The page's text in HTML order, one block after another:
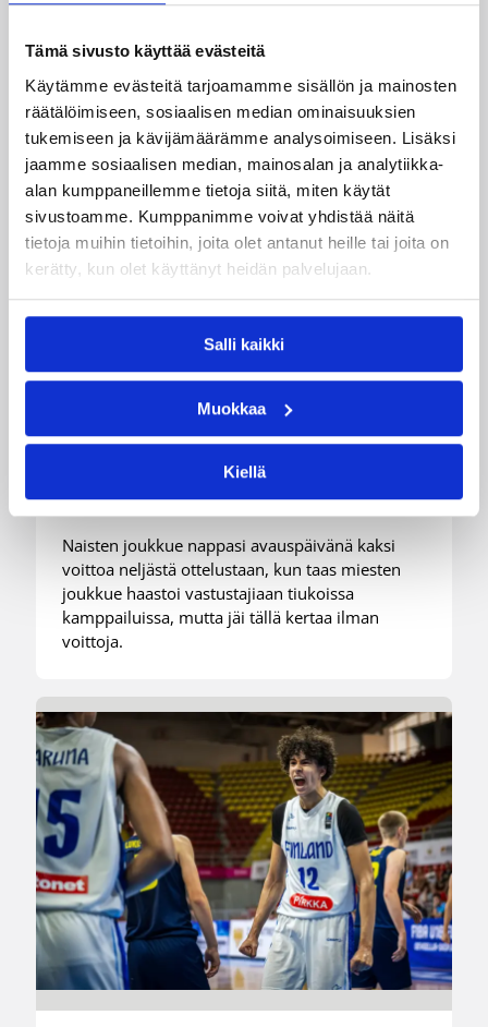
Tämä sivusto käyttää evästeitä
Käytämme evästeitä tarjoamamme sisällön ja mainosten
räätälöimiseen, sosiaalisen median ominaisuuksien
tukemiseen ja kävijämäärämme analysoimiseen. Lisäksi
jaamme sosiaalisen median, mainosalan ja analytiikka-
alan kumppaneillemme tietoja siitä, miten käytät
sivustoamme. Kumppanimme voivat yhdistää näitä
tietoja muihin tietoihin, joita olet antanut heille tai joita on
kerätty, kun olet käyttänyt heidän palvelujaan.
Salli kaikki
Muokkaa
Kiellä
Katso myös
Suomea edustavat 3×3-
joukkueet aloittivat Nordic Cup
-urakkansa Kööpenhaminassa
Naisten joukkue nappasi avauspäivänä kaksi
voittoa neljästä ottelustaan, kun taas miesten
joukkue haastoi vastustajiaan tiukoissa
kamppailuissa, mutta jäi tällä kertaa ilman
voittoja.